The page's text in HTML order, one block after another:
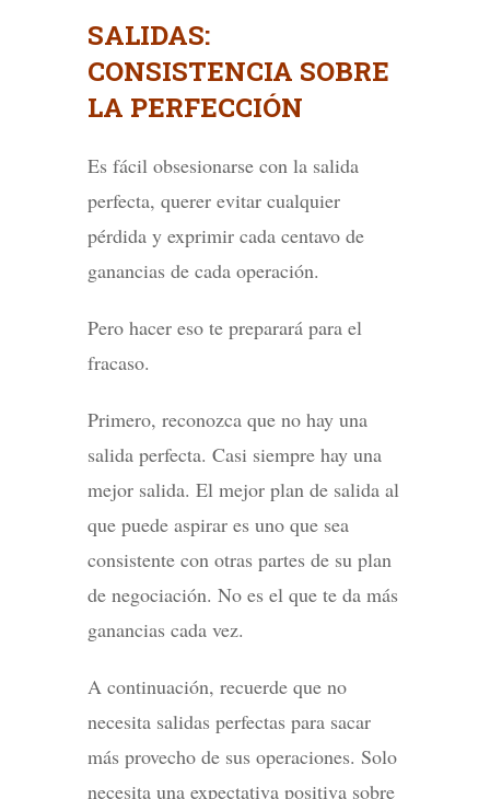
SALIDAS:
CONSISTENCIA SOBRE
LA PERFECCIÓN
Es fácil obsesionarse con la salida
perfecta, querer evitar cualquier
pérdida y exprimir cada centavo de
ganancias de cada operación.
Pero hacer eso te preparará para el
fracaso.
Primero, reconozca que no hay una
salida perfecta. Casi siempre hay una
mejor salida. El mejor plan de salida al
que puede aspirar es uno que sea
consistente con otras partes de su plan
de negociación. No es el que te da más
ganancias cada vez.
A continuación, recuerde que no
necesita salidas perfectas para sacar
más provecho de sus operaciones. Solo
necesita una expectativa positiva sobre